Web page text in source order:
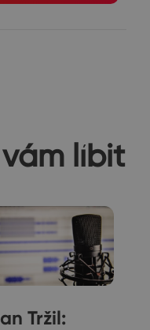
líbit
Tržil: